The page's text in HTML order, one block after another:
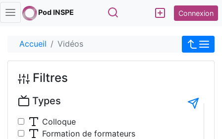
Pod INSPE Rechercher Connexion
Accueil Vidéos
Filtres
Types
Colloque
Formation de formateurs